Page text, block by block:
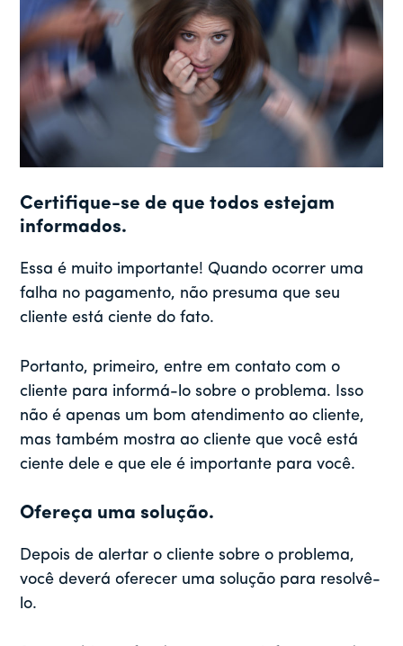
Certifique-se de que todos estejam
informados.
Essa é muito importante! Quando ocorrer uma
falha no pagamento, não presuma que seu
cliente está ciente do fato.
Portanto, primeiro, entre em contato com o
cliente para informá-lo sobre o problema. Isso
não é apenas um bom atendimento ao cliente,
mas também mostra ao cliente que você está
ciente dele e que ele é importante para você.
Ofereça uma solução.
Depois de alertar o cliente sobre o problema,
você deverá oferecer uma solução para resolvê-
lo.